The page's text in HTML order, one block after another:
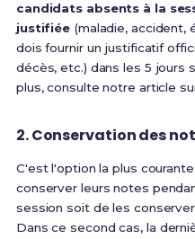
candidats absents à la
justifiée (maladie, accident,
dois fournir un justificatif
décès, etc.) dans les 5 jours
plus, consulte notre article
2. Conservation des
C'est l'option la plus courante.
conserver leurs notes
session soit de les
Dans ce second cas, la